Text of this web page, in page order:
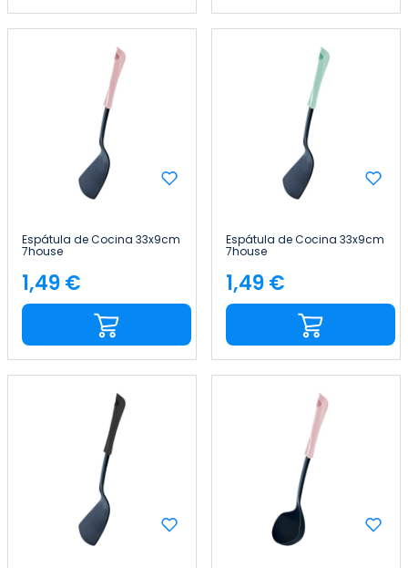
Espátula de Cocina 33x9cm
7house
Precio
1,49 €
Espátula de Cocina 33x9cm
7house
Precio
1,49 €